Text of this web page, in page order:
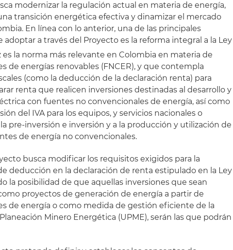
modernizar la regulación actual en materia de energía,
transición energética efectiva y dinamizar el mercado
En línea con lo anterior, una de las principales
a través del Proyecto es la reforma integral a la Ley
es la norma más relevante en Colombia en materia de
de energías renovables (FNCER), y que contempla
(como la deducción de la declaración renta) para
renta que realicen inversiones destinadas al desarrollo y
con fuentes no convencionales de energía, así como
del IVA para los equipos, y servicios nacionales o
pre-inversión e inversión y a la producción y utilización de
de energía no convencionales.
busca modificar los requisitos exigidos para la
deducción en la declaración de renta estipulado en la Ley
la posibilidad de que aquellas inversiones que sean
proyectos de generación de energía a partir de
de energía o como medida de gestión eficiente de la
Minero Energética (UPME), serán las que podrán